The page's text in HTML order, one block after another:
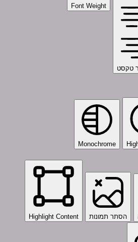
טקסט
Font Weight
Monochrome
הסתר תמונות Highlight Content